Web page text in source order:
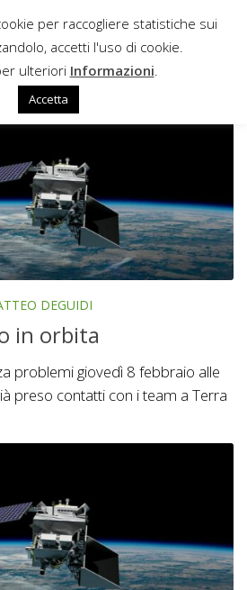
DEGUIDI
in orbita
problemi giovedì 8 febbraio alle
preso contatti con i team a Terra
per raccogliere statistiche sui
accetti l'uso di cookie.
ulteriori Informazioni
Accetta